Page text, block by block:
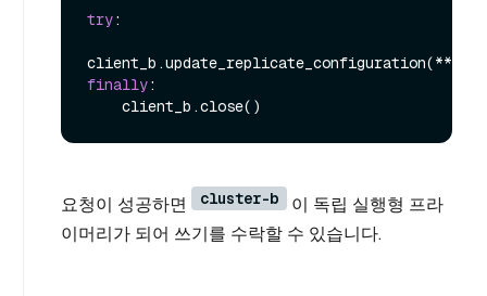
try:
finally:
요청이 성공하면 cluster-b
이 독립 실행형 프라
이머리가 되어 쓰기를 수락할 수 있습니다.